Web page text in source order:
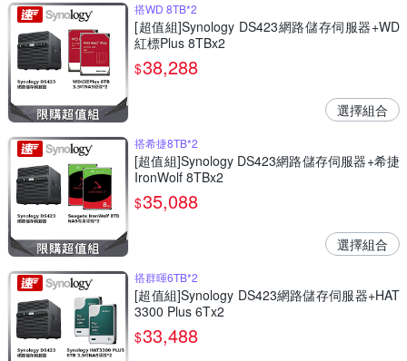
搭WD 8TB*2
[超值組]Synology DS423網路儲存伺服器+WD
紅標Plus 8TBx2
$38,288
選擇組合
搭希捷8TB*2
[超值組]Synology DS423網路儲存伺服器+希捷
IronWolf 8TBx2
$35,088
選擇組合
搭群暉6TB*2
[超值組]Synology DS423網路儲存伺服器+HAT
3300 Plus 6Tx2
$33,488